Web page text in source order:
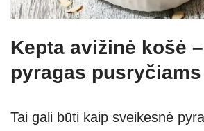
Kepta avižinė košė
pyragas pusryčiams
Tai gali būti kaip sveikesnė